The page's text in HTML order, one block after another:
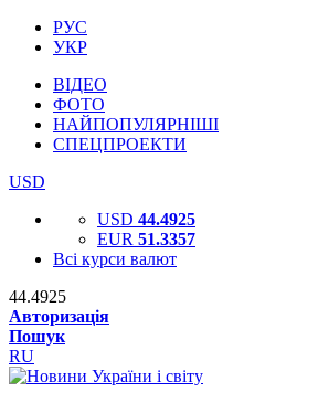
РУС
УКР
ВІДЕО
ФОТО
НАЙПОПУЛЯРНІШІ
СПЕЦПРОЕКТИ
USD
USD 44.4925
EUR 51.3357
Всі курси валют
44.4925
Авторизація
Пошук
RU